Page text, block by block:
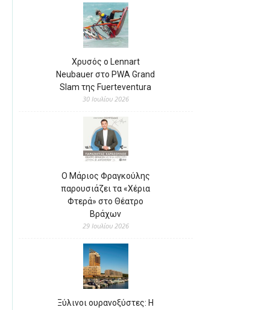
Χρυσός ο Lennart
Neubauer στο PWA Grand
Slam της Fuerteventura
30 Ιουλίου 2026
Ο Μάριος Φραγκούλης
παρουσιάζει τα «Χέρια
Φτερά» στο Θέατρο
Βράχων
29 Ιουλίου 2026
Ξύλινοι ουρανοξύστες: Η